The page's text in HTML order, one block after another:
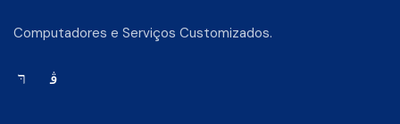
Computadores e Serviços Customizados.